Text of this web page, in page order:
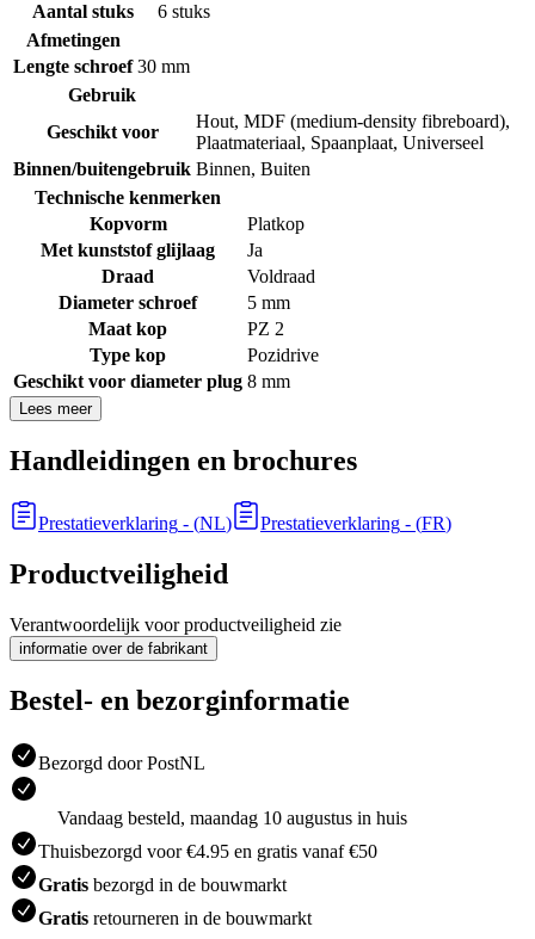
Aantal stuks
6 stuks
Afmetingen
Lengte schroef 30 mm
Gebruik
Geschikt voor
Hout, MDF (medium-density fibreboard),
Plaatmateriaal, Spaanplaat, Universeel
Binnen/buitengebruik Binnen, Buiten
Technische kenmerken
Kopvorm
Platkop
Met kunststof glijlaag
Ja
Draad
Voldraad
Diameter schroef
5 mm
Maat kop
PZ 2
Type kop
Pozidrive
Geschikt voor diameter plug 8 mm
Lees meer
Handleidingen en brochures
Prestatieverklaring - (NL) Prestatieverklaring - (FR)
Productveiligheid
Verantwoordelijk voor productveiligheid zie
informatie over de fabrikant
Bestel- en bezorginformatie
Bezorgd door PostNL
Vandaag besteld, maandag 10 augustus in huis
Thuisbezorgd voor €4.95 en gratis vanaf €50
Gratis bezorgd in de bouwmarkt
Gratis retourneren in de bouwmarkt